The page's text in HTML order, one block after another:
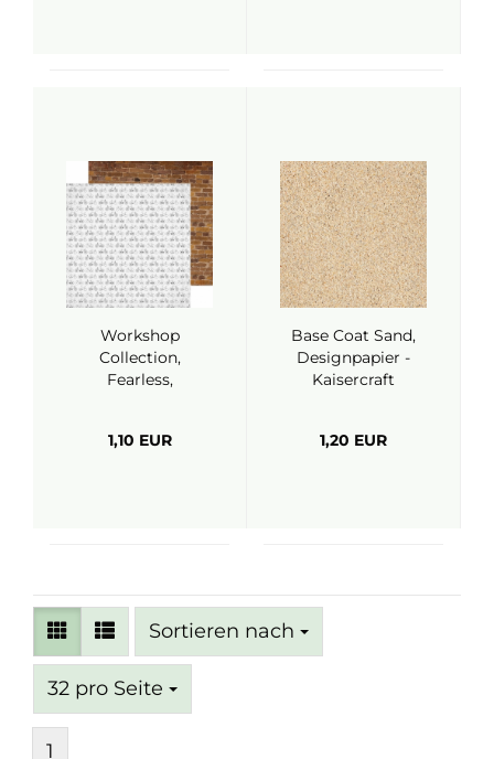
Workshop
Collection,
Fearless,
1,10 EUR
Base Coat Sand,
Designpapier -
Kaisercraft
1,20 EUR
Sortieren nach
Sortieren nach
32 pro Seite
pro Seite
1